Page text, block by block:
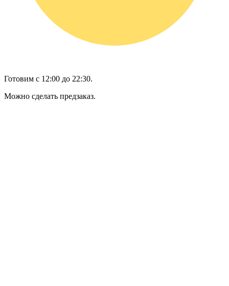
Готовим с 12:00 до 22:30.
Можно сделать предзаказ.